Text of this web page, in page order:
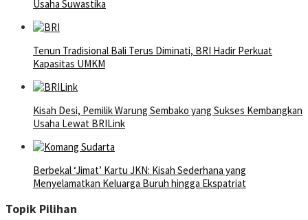
Usaha Suwastika
Tenun Tradisional Bali Terus Diminati, BRI Hadir Perkuat
Kapasitas UMKM
Kisah Desi, Pemilik Warung Sembako yang Sukses Kembangkan
Usaha Lewat BRILink
Berbekal ‘Jimat’ Kartu JKN: Kisah Sederhana yang
Menyelamatkan Keluarga Buruh hingga Ekspatriat
Topik Pilihan